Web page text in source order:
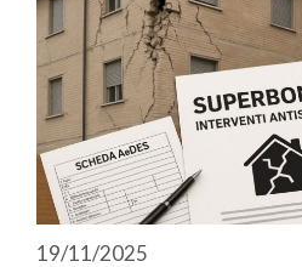
19/11/2025